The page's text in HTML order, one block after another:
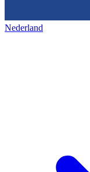
Nederland